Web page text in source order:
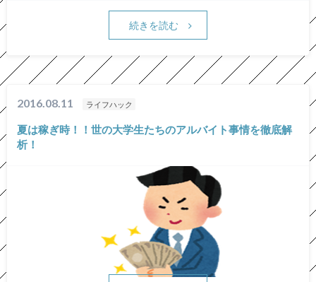
続きを読む
2016.08.11 ライフハック
夏は稼ぎ時！！世の大学生たちのアルバイト事情を徹底解
析！